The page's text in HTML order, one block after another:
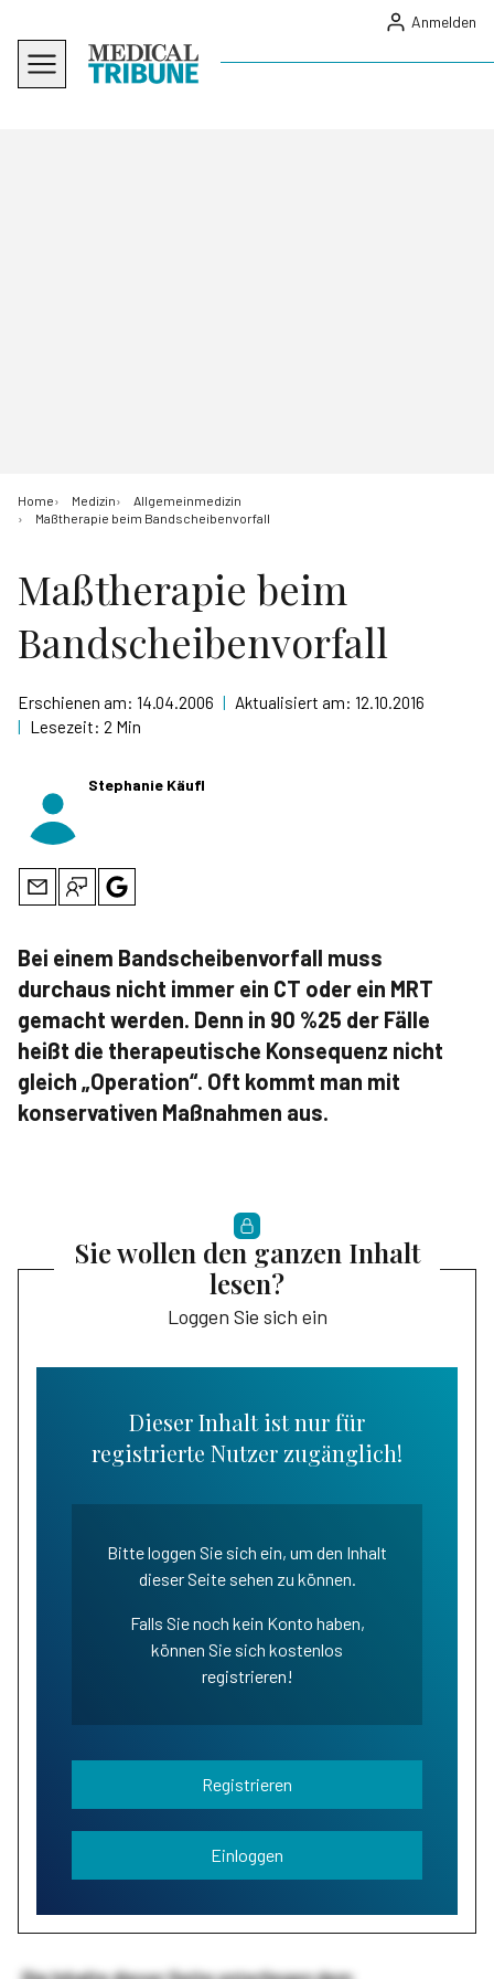
Anmelden
Home Medizin
Allgemeinmedizin
Maßtherapie beim Bandscheibenvorfall
Maßtherapie beim
Bandscheibenvorfall
Erschienen am: 14.04.2006 | Aktualisiert am: 12.10.2016
| Lesezeit: 2 Min
Stephanie Käufl
Bei einem Bandscheibenvorfall muss
durchaus nicht immer ein CT oder ein MRT
gemacht werden. Denn in 90 %25 der Fälle
heißt die therapeutische Konsequenz nicht
gleich „Operation“. Oft kommt man mit
konservativen Maßnahmen aus.
Sie wollen den ganzen Inhalt
lesen?
Loggen Sie sich ein
Dieser Inhalt ist nur für
registrierte Nutzer zugänglich!
Bitte loggen Sie sich ein, um den Inhalt
dieser Seite sehen zu können.
Falls Sie noch kein Konto haben,
können Sie sich kostenlos
registrieren!
Registrieren
Einloggen